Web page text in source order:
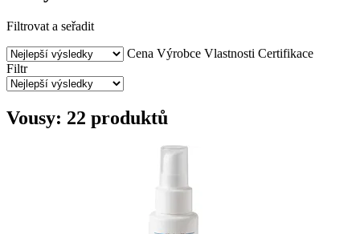
Filtrovat a seřadit
Cena Výrobce Vlastnosti Certifikace
Filtr
Vousy: 22 produktů